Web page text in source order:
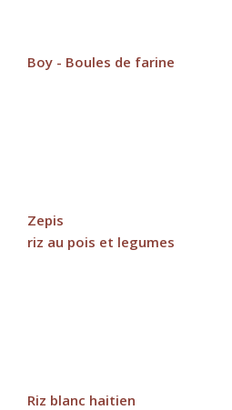
Boy - Boules de farine
Zepis
riz au pois et legumes
Riz blanc haitien